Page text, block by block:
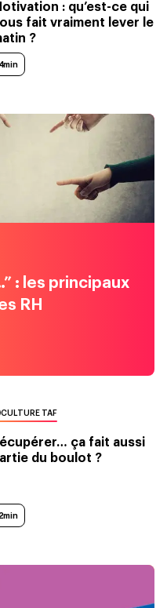
: qu’est-ce qui
fait vraiment lever le
?
4min
: les principaux
RH
CULTURE TAF
ça fait aussi
du boulot ?
2min